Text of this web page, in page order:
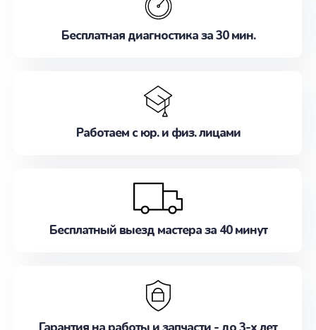
Бесплатная диагностика за 30 мин.
Работаем с юр. и физ. лицами
Бесплатный выезд мастера за 40 минут